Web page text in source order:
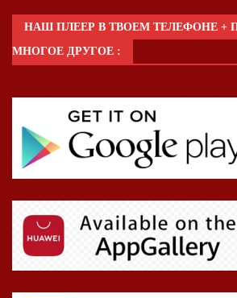
НАШ ПЛЕЕР В ТВОЕМ ТЕЛЕФОНЕ +
МНОГОЕ ДРУГОЕ :